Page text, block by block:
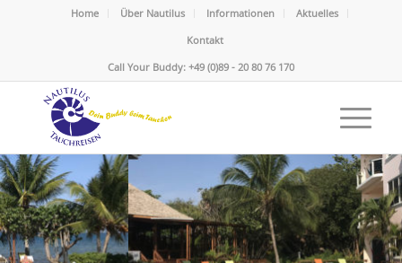
Home Über Nautilus Informationen
Aktuelles
Kontakt
Call Your Buddy: +49 (0)89 - 20 80 76 170
Laru Beya Hotel
Karibik - Belize - Placencia